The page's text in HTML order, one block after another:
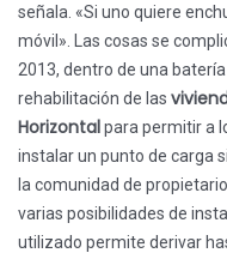
señala. «Si uno quiere
móvil». Las cosas se
2013, dentro de una
rehabilitación de las
Horizontalpara permitir a
instalar un punto de carga
la comunidad de
varias posibilidades de
utilizado permite derivar